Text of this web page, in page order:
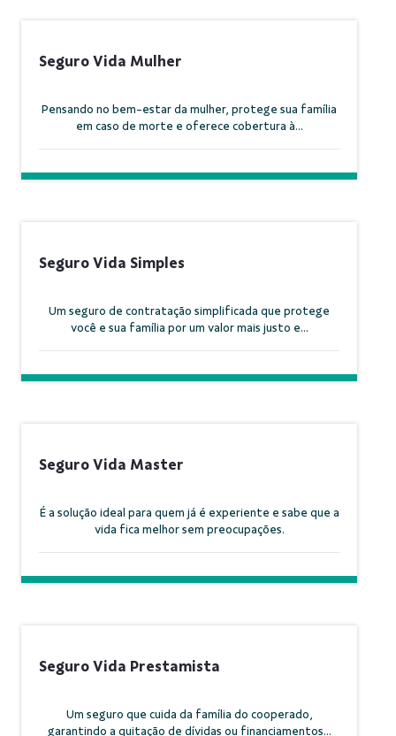
Seguro Vida Mulher
Pensando no bem-estar da mulher, protege sua família
em caso de morte e oferece cobertura à...
Seguro Vida Simples
Um seguro de contratação simplificada que protege
você e sua família por um valor mais justo e...
Seguro Vida Master
É a solução ideal para quem já é experiente e sabe que a
vida fica melhor sem preocupações.
Seguro Vida Prestamista
Um seguro que cuida da família do cooperado,
garantindo a quitação de dívidas ou financiamentos...